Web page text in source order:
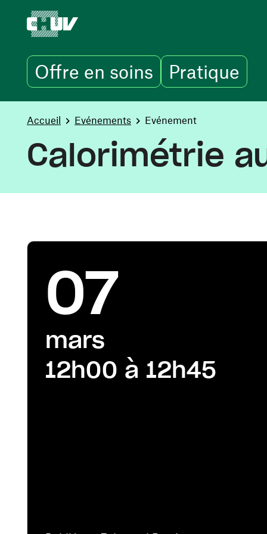
Offre en soins Pratique
You are here:
Accueil Evénements Evénement
Calorimétrie
07
mars
12h00 à 12h45